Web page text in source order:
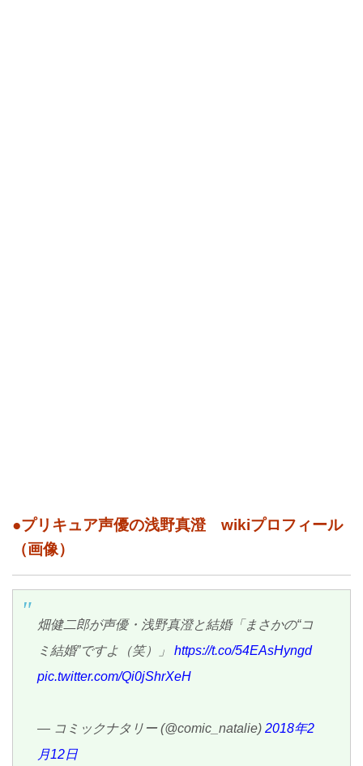
●プリキュア声優の浅野真澄 wikiプロフィール
（画像）
畑健二郎が声優・浅野真澄と結婚「まさかの“コ
ミ結婚”ですよ（笑）」 https://t.co/54EAsHyngd
pic.twitter.com/Qi0jShrXeH
— コミックナタリー (@comic_natalie) 2018年2
月12日